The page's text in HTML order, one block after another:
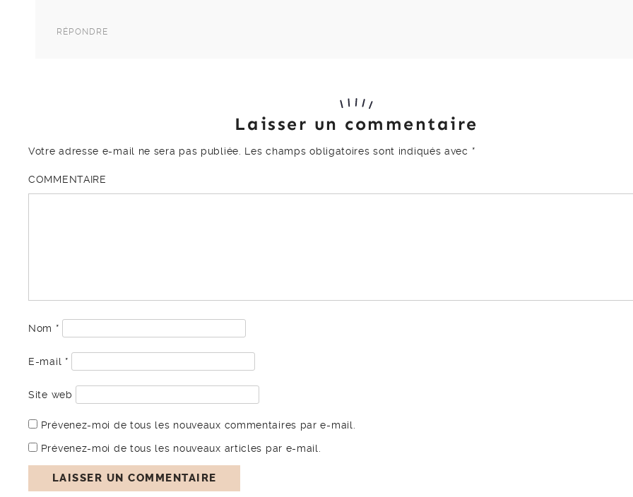
RÉPONDRE
Laisser un commentaire
Votre adresse e-mail ne sera pas publiée. Les champs obligatoires sont indiqués avec *
COMMENTAIRE
Nom *
E-mail *
Site web
Prévenez-moi de tous les nouveaux commentaires par e-mail.
Prévenez-moi de tous les nouveaux articles par e-mail.